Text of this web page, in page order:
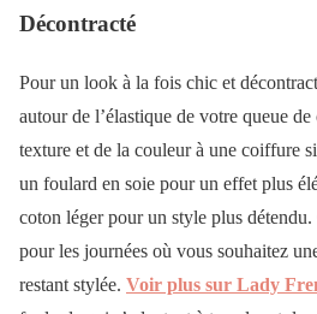
Décontracté
Pour un look à la fois chic et
autour de l’élastique de votre queue
texture et de la couleur à une coiffure
un foulard en soie pour un effet plus
coton léger pour un style plus détendu.
pour les journées où vous souhaitez
restant stylée. Voir plus sur Lady